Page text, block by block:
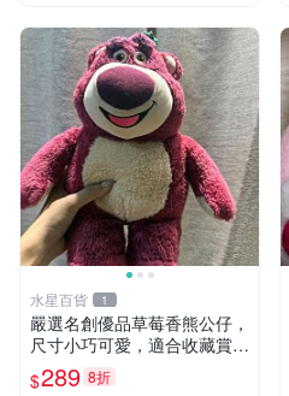
水星百貨 1
嚴選名創優品草莓香熊公仔，
尺寸小巧可愛，適合收藏賞玩
30cm 玩具 公仔 草莓熊
$289 8折